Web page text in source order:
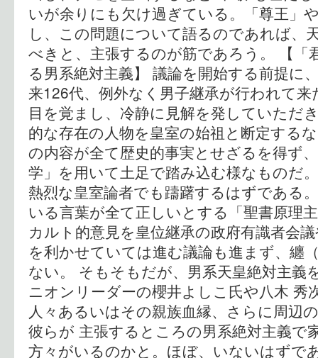
いが余りにも欠け過ぎている。「尊王」
し、この問題について語るのであれば、
べきと、主張するのが筋であろう。 【「
る男系絶対主義】 議論を開始する前提に
来126代、例外なく男子継承が行われて
目を覚まし、冷静に見解を発していただ
的な存在の人物を皇室の始祖と断定する
の内容が全て歴史的事実とせざるを得ず
学」を用いて土足で踏み込む様なものだ
熱烈な皇室論者でも躊躇するはずである
いる言葉が全て正しいとする「聖書原理
カルト的意見を皇位継承の政府有識者会
を利かせていては進む議論も進まず、纏
ない。 そもそもだが、男系天皇絶対主義
ニオンリーダーの櫻井よしこ氏や八木 秀
人々あるいはその親族血縁、さらに周辺
彼らが 主張するところの男系絶対主義で
方々がいるのかと。ほぼ、いないはずで